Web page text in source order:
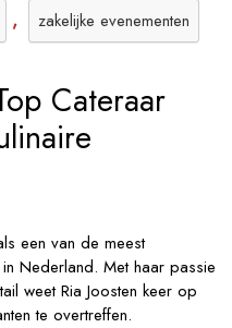
, zakelijke evenementen
Cateraar
een van de meest
Nederland. Met haar passie
weet Ria Joosten keer op
te overtreffen.